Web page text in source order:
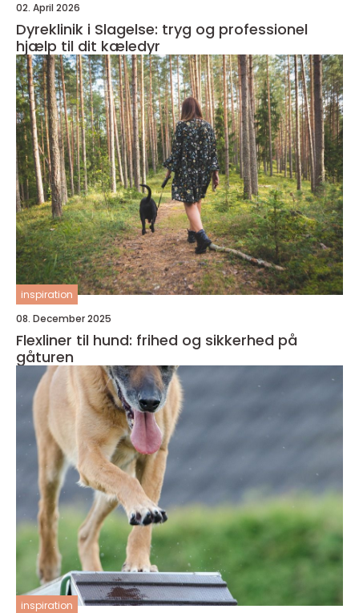
02. April 2026
Dyreklinik i Slagelse: tryg og professionel
hjælp til dit kæledyr
inspiration
08. December 2025
Flexliner til hund: frihed og sikkerhed på
gåturen
inspiration